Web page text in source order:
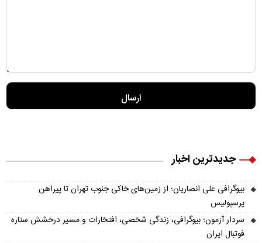
جدیدترین اخبار
بیوگرافی علی انصاریان؛ از زمین‌های خاکی جنوب تهران تا پیراهن
پرسپولیس
سردار آزمون؛ بیوگرافی، زندگی شخصی، افتخارات و مسیر درخشش ستاره
فوتبال ایران